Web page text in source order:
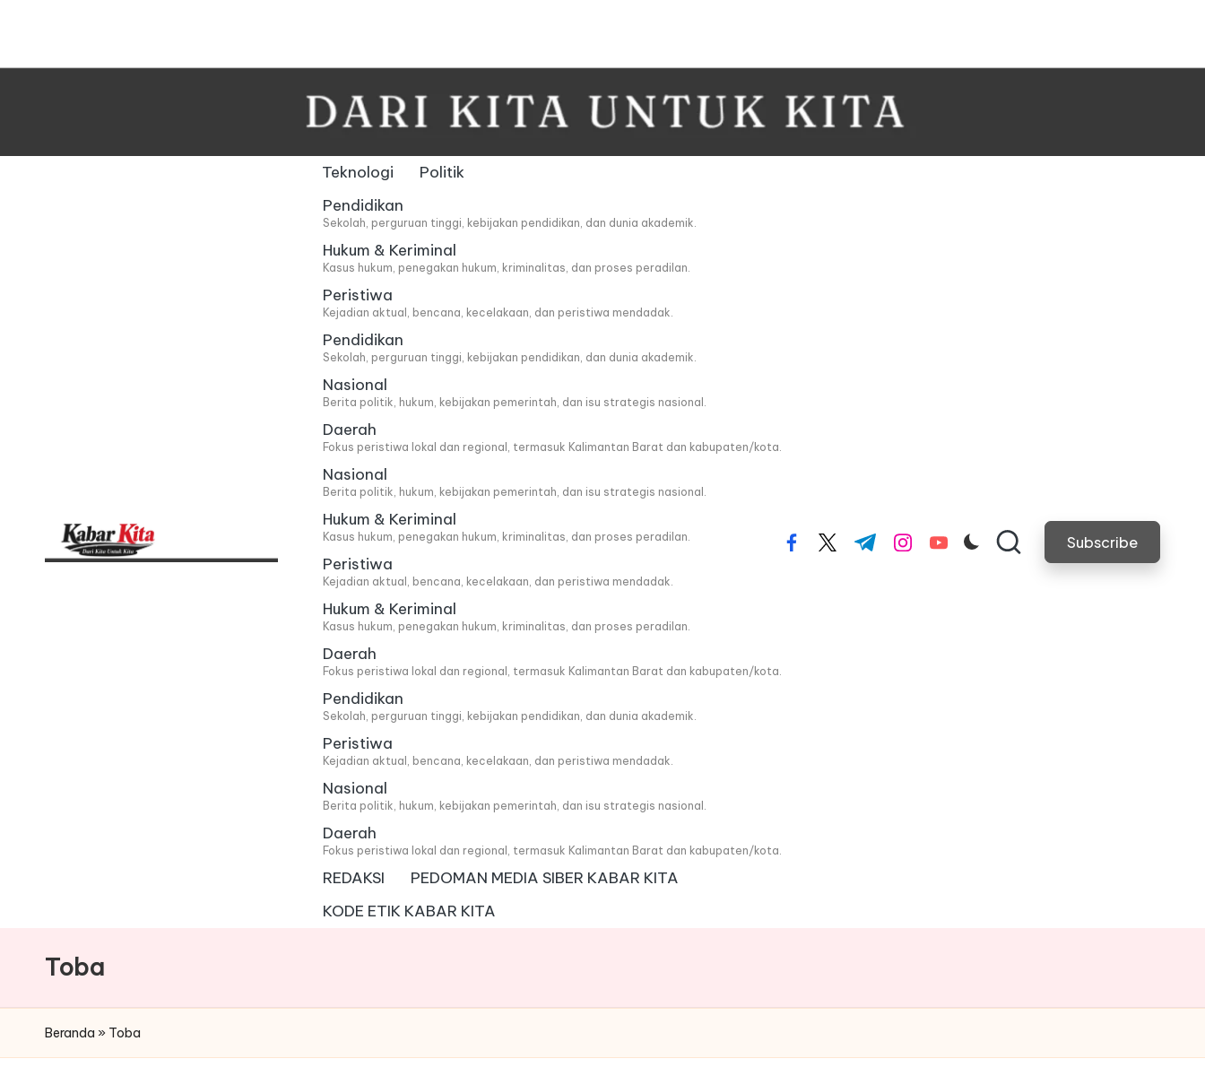
to
Teknologi
Politik
Pendidikan
Sekolah, perguruan tinggi, kebijakan pendidikan, dan dunia akademik.
Hukum & Keriminal
Kasus hukum, penegakan hukum, kriminalitas, dan proses peradilan.
Peristiwa
Kejadian aktual, bencana, kecelakaan, dan peristiwa mendadak.
Pendidikan
Sekolah, perguruan tinggi, kebijakan pendidikan, dan dunia akademik.
Nasional
Berita politik, hukum, kebijakan pemerintah, dan isu strategis nasional.
Daerah
Fokus peristiwa lokal dan regional, termasuk Kalimantan Barat dan kabupaten/kota.
Nasional
Berita politik, hukum, kebijakan pemerintah, dan isu strategis nasional.
Hukum & Keriminal
Kasus hukum, penegakan hukum, kriminalitas, dan proses peradilan.
Peristiwa
Kejadian aktual, bencana, kecelakaan, dan peristiwa mendadak.
Hukum & Keriminal
Kasus hukum, penegakan hukum, kriminalitas, dan proses peradilan.
Daerah
Fokus peristiwa lokal dan regional, termasuk Kalimantan Barat dan kabupaten/kota.
Pendidikan
Sekolah, perguruan tinggi, kebijakan pendidikan, dan dunia akademik.
Peristiwa
Kejadian aktual, bencana, kecelakaan, dan peristiwa mendadak.
Nasional
Berita politik, hukum, kebijakan pemerintah, dan isu strategis nasional.
Daerah
Fokus peristiwa lokal dan regional, termasuk Kalimantan Barat dan kabupaten/kota.
REDAKSI
PEDOMAN MEDIA SIBER KABAR KITA
KODE ETIK KABAR KITA
facebook.com
twitter.com
t.me instagram.com
youtube.com Subscribe
Toba
Beranda » Toba